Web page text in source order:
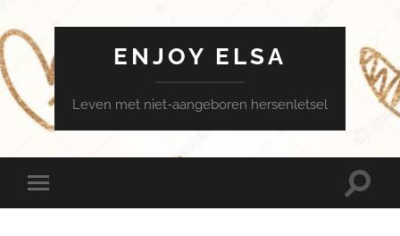
ENJOY ELSA
Leven met niet-aangeboren hersenletsel
Toggle
mobiel
Toggle